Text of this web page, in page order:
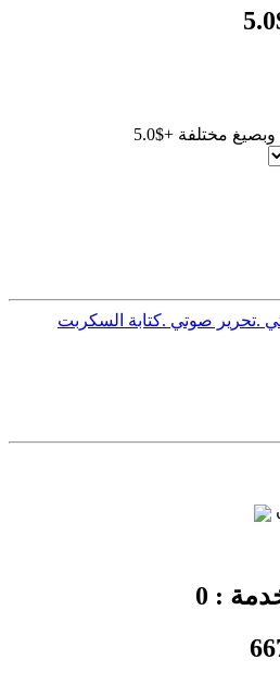
وبصيغ مختلفة +$5.0
.تحرير صوتي .كتابة السكربت
: 0